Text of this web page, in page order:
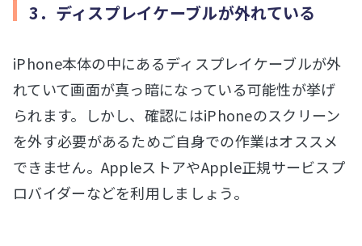
3．ディスプレイケーブルが外れている
iPhone本体の中にあるディスプレイケーブルが外
れていて画面が真っ暗になっている可能性が挙げ
られます。しかし、確認にはiPhoneのスクリーン
を外す必要があるためご自身での作業はオススメ
できません。AppleストアやApple正規サービスプ
ロバイダーなどを利用しましょう。